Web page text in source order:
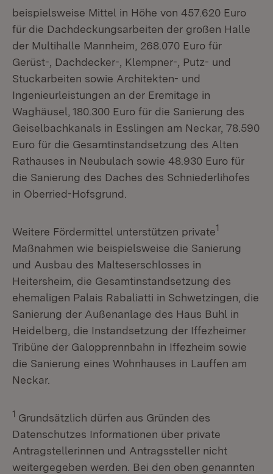
beispielsweise Mittel in Höhe von 457.620 Euro
für die Dachdeckungsarbeiten der großen Halle
der Multihalle Mannheim, 268.070 Euro für
Gerüst-, Dachdecker-, Klempner-, Putz- und
Stuckarbeiten sowie Architekten- und
Ingenieurleistungen an der Eremitage in
Waghäusel, 180.300 Euro für die Sanierung des
Geiselbachkanals in Esslingen am Neckar, 78.590
Euro für die Gesamtinstandsetzung des Alten
Rathauses in Neubulach sowie 48.930 Euro für
die Sanierung des Daches des Schniederlihofes
in Oberried-Hofsgrund.
Weitere Fördermittel unterstützen private1
Maßnahmen wie beispielsweise die Sanierung
und Ausbau des Malteserschlosses in
Heitersheim, die Gesamtinstandsetzung des
ehemaligen Palais Rabaliatti in Schwetzingen, die
Sanierung der Außenanlage des Haus Buhl in
Heidelberg, die Instandsetzung der Iffezheimer
Tribüne der Galopprennbahn in Iffezheim sowie
die Sanierung eines Wohnhauses in Lauffen am
Neckar.
1 Grundsätzlich dürfen aus Gründen des
Datenschutzes Informationen über private
Antragstellerinnen und Antragssteller nicht
weitergegeben werden. Bei den oben genannten